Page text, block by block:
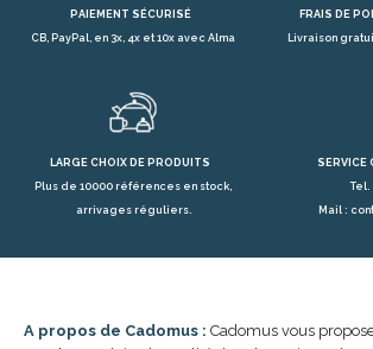
PAIEMENT SÉCURISÉ
CB, PayPal, en 3x, 4x et 10x avec Alma
FRAIS DE
Livraison
LARGE CHOIX DE PRODUITS
Plus de 10000 références en stock,
arrivages réguliers.
SERVICE
Tel.
Mail :
A propos de Cadomus : Cadomus vous